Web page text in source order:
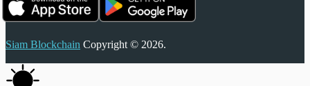
Siam Blockchain Copyright © 2026.